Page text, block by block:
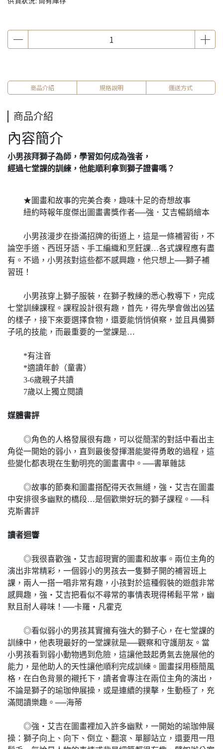
商品介紹 規格說明 運送方式
商品介紹
內容簡介
小男孩拜獅子為師，學習如何成為強者，
經過七堂課的訓練，他能順利拿到獅子證書嗎？
★圖畫和故事的完美合奏，趣味十足的奇想故事
紐約時報年度傑出圖畫書獎作者──強．艾吉暢銷繪本
小男孩漫步在掛滿招牌的街道上，這是一條補習街，不
論空手道、西班牙語、手工編織和烹飪課…各式課程應有盡
有。不過，小男孩對這些都不感興趣，他只想上──獅子補
習班！
小男孩穿上獅子服裝，在獅子教練的悉心教導下，完成
七堂訓練課程。課程設計很有趣，首先，得先學會做出凶猛
的樣子，接下來要選擇食物，還要能悄悄偵察，並且具備獅
子吼的技能，而最重要的一堂課是…
*有注音
*適讀年齡（童書）
3-6歲親子共讀
7歲以上獨立閱讀
媒體書評
◎角色的人格發展很有趣，可以從簡潔的對話中看出主
角從一開始的弱小，直到最後發揮潛能變得勇敢的過程，這
些變化都表現在生動明亮的圖畫書中。──書單雜誌
◎故事的節奏和圖畫搭配得天衣無縫，強‧艾吉在圖畫
中安排很多幽默的橋段…是個歡樂好玩的獅子課程。──科
克斯書評
讀者迴響
◎我很喜歡強‧艾吉超現實的圖畫和故事。兩位主角的
演出非常精彩，一個弱小的男孩去一隻獅子開的補習班上
課，兩人一搭一唱非常有趣，小孩對於這種假裝的遊戲非常
感興趣，強‧艾吉把看似不尋常的事情表現得稀鬆平常，幽
默且耐人尋味！──卡羅‧凡霍克
◎看似弱小的男孩其實擁有強大的獅子心，在七堂課的
訓練中，他表現最好的一堂課就是──觀察和守護朋友。當
小男孩看到弱小動物遇到危險，這讓他鼓起勇氣去施展他的
能力，是他助人的天性讓他順利完成訓練。圖畫採用極簡風
格，在白色背景的襯托下，讀者會專注在兩位主角的演出，
不論是獅子的瑜珈伸展操，或是連續的撲擊，生動極了，充
滿閱讀樂趣。──海蒂
◎強‧艾吉在圖畫裡加入許多幽默，一開始的瑜珈伸展
操：獅子向上、向下、倒立、翻滾、單腳站立，還要甩一甩